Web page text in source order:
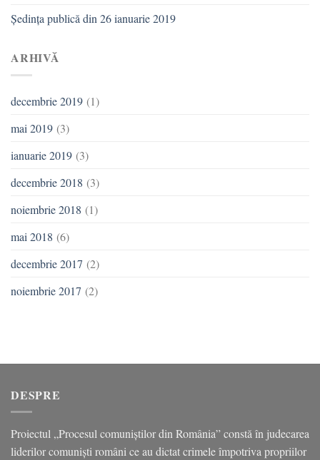
Ședința publică din 26 ianuarie 2019
ARHIVĂ
decembrie 2019 (1)
mai 2019 (3)
ianuarie 2019 (3)
decembrie 2018 (3)
noiembrie 2018 (1)
mai 2018 (6)
decembrie 2017 (2)
noiembrie 2017 (2)
DESPRE
Proiectul „Procesul comuniștilor din România” constă în judecarea
liderilor comuniști români ce au dictat crimele împotriva propriilor